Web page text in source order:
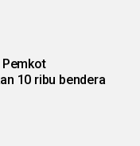
Pemkot
10 ribu bendera